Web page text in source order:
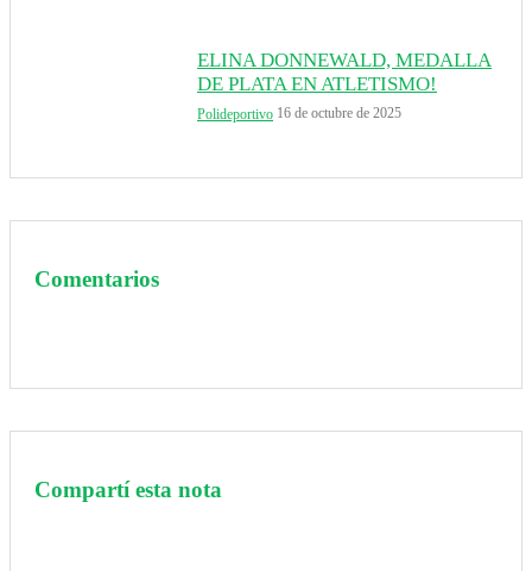
ELINA DONNEWALD, MEDALLA
DE PLATA EN ATLETISMO!
Polideportivo 16 de octubre de 2025
Comentarios
Compartí esta nota